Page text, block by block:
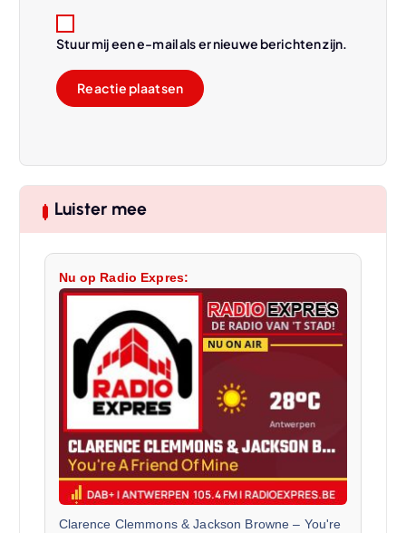
Stuur mij een e-mail als er nieuwe berichten zijn.
Luister mee
Nu op Radio Expres:
Clarence Clemmons & Jackson Browne – You're